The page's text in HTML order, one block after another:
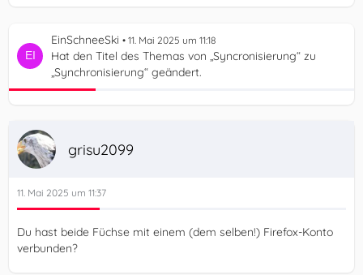
EinSchneeSki 11. Mai 2025 um 11:18
Hat den Titel des Themas von „Syncronisierung“ zu
„Synchronisierung“ geändert.
grisu2099
11. Mai 2025 um 11:37
Du hast beide Füchse mit einem (dem selben!) Firefox-Konto
verbunden?